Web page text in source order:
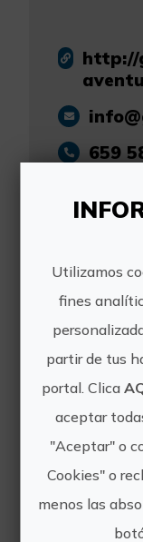
http://
659
de
Utilizamos
fines
partir de tus
portal. Clica
aceptar
"Aceptar" o
Cookies" o
menos las